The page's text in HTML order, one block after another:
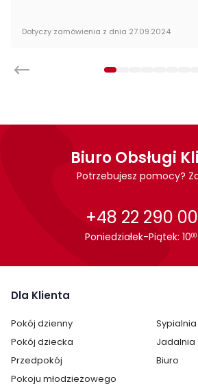
Dotyczy zamówienia z dnia 27.09.2024
Biuro Obsługi
Potrzebujesz pomocy?
+48 22 290
Poniedziałek-Piątek: 1000
Dla Klienta
Pokój dzienny
Sypialnia
Pokój dziecka
Jadalnia
Przedpokój
Biuro
Pokoju młodzieżowego